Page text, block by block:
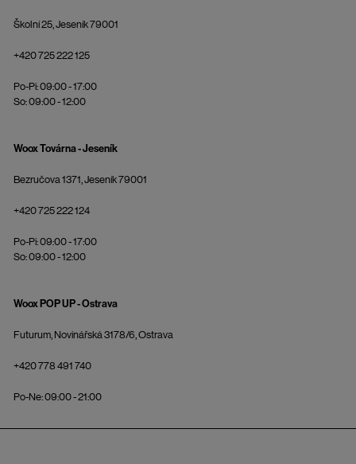
Školní 25, Jeseník 79001
+420 725 222 125
Po-Pi: 09:00 - 17:00
So: 09:00 - 12:00
Woox Továrna - Jeseník
Bezručova 1371, Jeseník 79001
+420 725 222 124
Po-Pi: 09:00 - 17:00
So: 09:00 - 12:00
Woox POP UP - Ostrava
Futurum, Novinářská 3178/6, Ostrava
+420 778 491 740
Po-Ne: 09:00 - 21:00